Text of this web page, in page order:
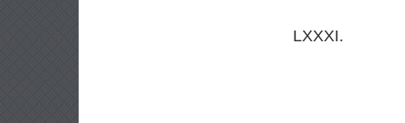
LXXXI.